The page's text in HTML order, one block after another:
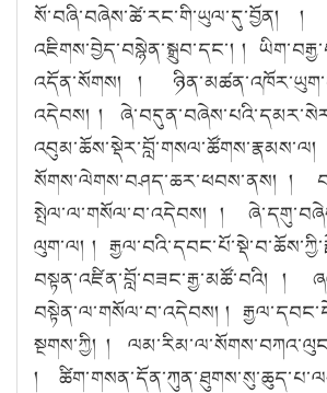
སོ་བཞི་བཞེས་ཚེ་རང་གི་ཡུལ་དུ་བྱོན།
འཇིགས་བྱེད་བསྙེན་སྒྲུབ་དང་། །
འདོན་སོགས། །
འདེབས། །
སོགས་ལེགས་བཤད་ཆར་ཕབས་ནས། །
སྤེལ་ལ་གསོལ་བ་འདེབས། །
ལུག་ལ། །
བསྟན་འཛིན་བློ་བཟང་རྒྱ་མཚོ་བའི། །
བསྟེན་ལ་གསོལ་བ་འདེབས། །
སྔགས་ཀྱི། །
།